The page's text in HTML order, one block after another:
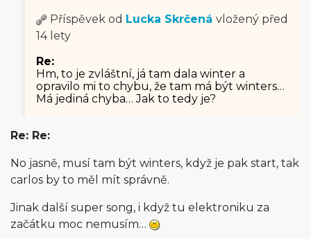
Příspěvek od Lucka Skrčená vložený před
14 lety
Re:
Hm, to je zvláštní, já tam dala winter a
opravilo mi to chybu, že tam má být winters…
Má jediná chyba… Jak to tedy je?
Re: Re:
No jasně, musí tam být winters, když je pak start, tak
carlos by to měl mít správně.
Jinak další super song, i když tu elektroniku za
začátku moc nemusím…